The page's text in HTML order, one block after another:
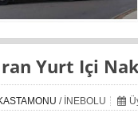
Yurt Içi
/ İNEBOLU